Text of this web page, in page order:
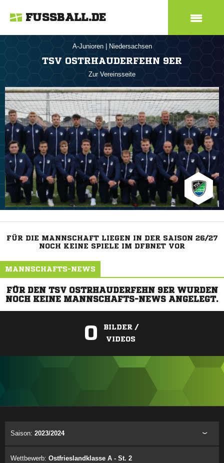
FUSSBALL.DE
A-Junioren Niedersachsen
TSV OSTRHAUDERFEHN 9ER
Zur Vereinsseite
FÜR DIE MANNSCHAFT LIEGEN IN DER SAISON 26/27
NOCH KEINE SPIELE IM DFBNET VOR
MANNSCHAFTS-NEWS
FÜR DEN TSV OSTRHAUDERFEHN 9ER WURDEN
NOCH KEINE MANNSCHAFTS-NEWS ANGELEGT.
0
BILDER /
VIDEOS
Saison: 2023/2024
Wettbewerb: Ostfrieslandklasse A - St. 2